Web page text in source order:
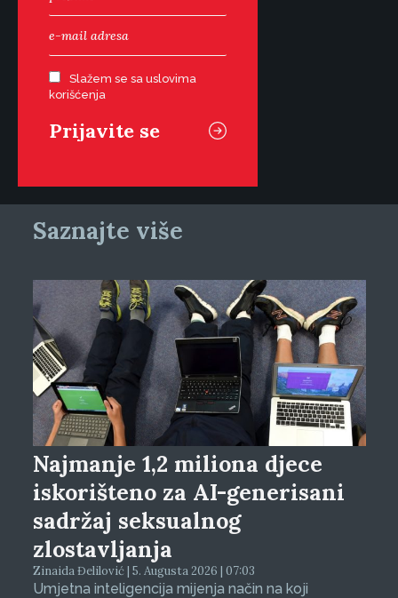
Slažem se sa uslovima
korišćenja
Saznajte više
Najmanje 1,2 miliona djece
iskorišteno za AI-generisani
sadržaj seksualnog
zlostavljanja
Zinaida Đelilović | 5. Augusta 2026 | 07:03
Umjetna inteligencija mijenja način na koji